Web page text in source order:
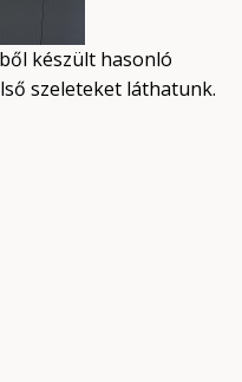
készült hasonló
szeleteket láthatunk.